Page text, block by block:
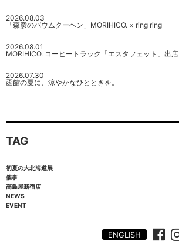
2026.08.03
「森彦のバウムクーヘン」MORIHICO. × ring ring
2026.08.01
MORIHICO. コーヒートラック「エスタフェット」出店
2026.07.30
函館の夏に、涼やかなひとときを。
TAG
初夏の大北海道展
催事
高島屋新宿店
NEWS
EVENT
ENGLISH